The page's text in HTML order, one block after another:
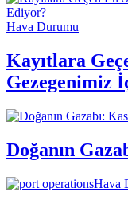
Hava Durumu
Kayıtlara
Gezegenimiz
Doğanın
Hava